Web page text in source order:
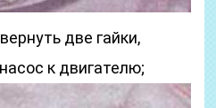
две гайки,
к двигателю;